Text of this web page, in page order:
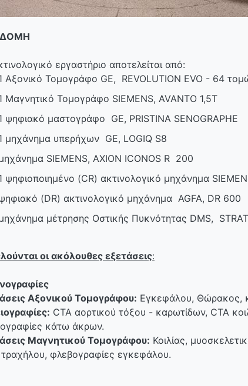
εργαστήριο αποτελείται από:
Αξονικό Τομογράφο GE, REVOLUTION EVO - 64
Μαγνητικό Τομογράφο SIEMENS, AVANTO 1,5T
ψηφιακό μαστογράφο GE, PRISTINA SENOGRAPHE
μηχάνημα υπερήχων GE, LOGIQ S8
SIEMENS, AXION ICONOS R 200
ψηφιοποιημένο (CR) ακτινολογικό μηχάνημα
(DR) ακτινολογικό μηχάνημα AGFA, DR 600
μέτρησης Οστικής Πυκνότητας DMS,
οι ακόλουθες εξετάσεις:
Αξονικού Τομογράφου: Εγκεφάλου, Θώρακος,
CTA αορτικού τόξου - καρωτίδων, CTA
κάτω άκρων.
Μαγνητικού Τομογράφου: Κοιλίας,
φλεβογραφίες εγκεφάλου.